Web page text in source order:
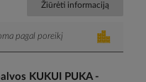
Žiūrėti informaciją
pagal poreikį
KUKUI PUKA -